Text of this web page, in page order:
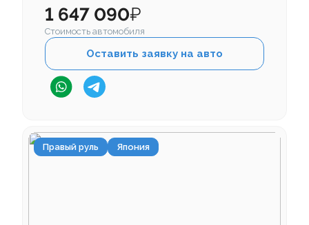
1 647 090₽
Стоимость автомобиля
Оставить заявку на авто
Правый руль Япония